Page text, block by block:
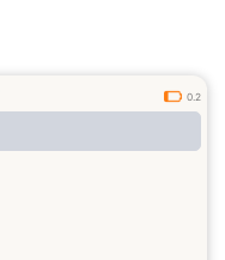
0.2